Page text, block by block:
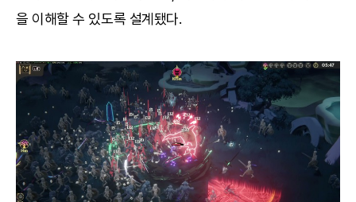
을 이해할 수 있도록 설계됐다.